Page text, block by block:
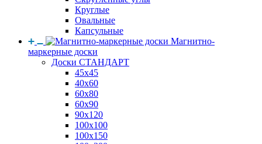
Круглые
Овальные
Капсульные
Магнитно-
маркерные доски
Доски СТАНДАРТ
45x45
40x60
60x80
60x90
90x120
100x100
100x150